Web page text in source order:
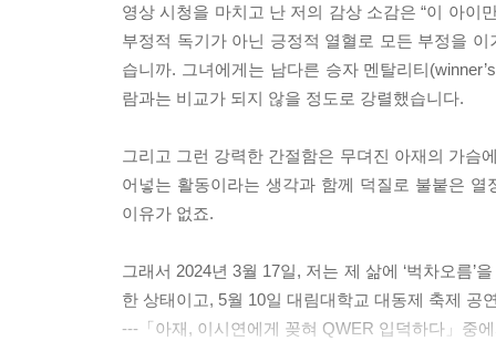
영상 시청을 마치고 난 저의 감상 소감은 “이 아이
부정적 독기가 아닌 긍정적 열혈로 모든 부정을
습니까. 그녀에게는 남다른 승자 멘탈리티
람과는 비교가 되지 않을 정도로 강렬했습니다.
그리고 그런 강력한 간절함은 무뎌진 아재의 가슴
어넣는 활동이라는 생각과 함께 덕질로 불붙은
이유가 없죠.
그래서 2024년 3월 17일, 저는 제 삶에 ‘벅차오름
한 상태이고, 5월 10일 대림대학교 대동제 축제 공
---「아재, 이시연에게 꽂혀 QWER 입덕하다」중